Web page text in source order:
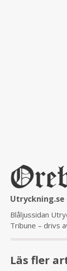
Utryckning.se
Blåljussidan
Tribune – drivs
Läs fler